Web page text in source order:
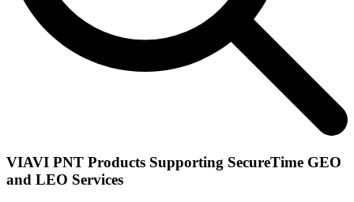
VIAVI PNT Products Supporting SecureTime GEO
and LEO Services